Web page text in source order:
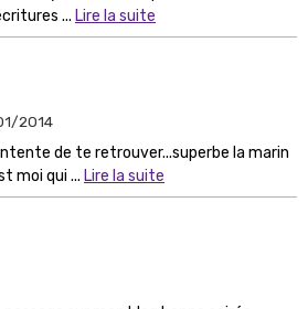
... Lire la suite
2014
de te retrouver...superbe la marin
moi qui ... Lire la suite